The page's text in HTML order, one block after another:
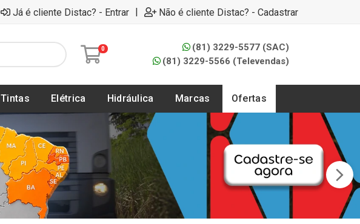
Já é cliente Distac? - Entrar | Não é cliente Distac? - Cadastrar
0
(81) 3229-5577 (SAC)
(81) 3229-5566 (Televendas)
Tintas Elétrica Hidráulica Marcas Ofertas